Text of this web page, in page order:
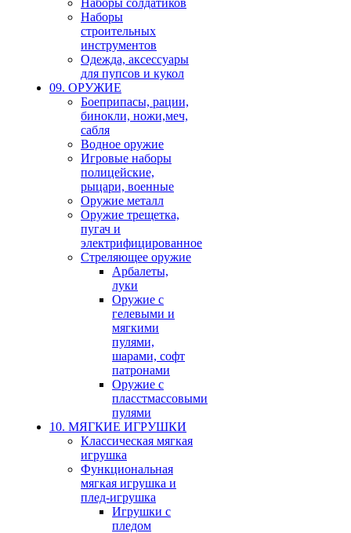
Наборы
строительных
инструментов
Одежда, аксессуары
для пупсов и кукол
09. ОРУЖИЕ
Боеприпасы, рации,
бинокли, ножи,меч,
сабля
Водное оружие
Игровые наборы
полицейские,
рыцари, военные
Оружие металл
Оружие трещетка,
пугач и
электрифицированное
Стреляющее оружие
Арбалеты,
луки
Оружие с
гелевыми и
мягкими
пулями,
шарами, софт
патронами
Оружие с
пласстмассовыми
пулями
10. МЯГКИЕ ИГРУШКИ
Классическая мягкая
игрушка
Функциональная
мягкая игрушка и
плед-игрушка
Игрушки с
пледом